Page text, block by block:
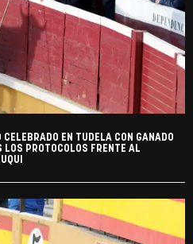
EN TUDELA CON GANADO
LOS PROTOCOLOS FRENTE AL